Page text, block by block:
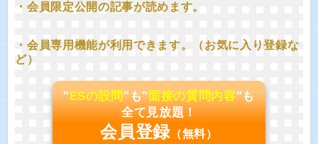
・会員限定公開の記事が読めます。
・会員専用機能が利用できます。（お気に入り登録な
ど）
"ESの設問"も"面接の質問内容"も
全て見放題！
会員登録 （無料）